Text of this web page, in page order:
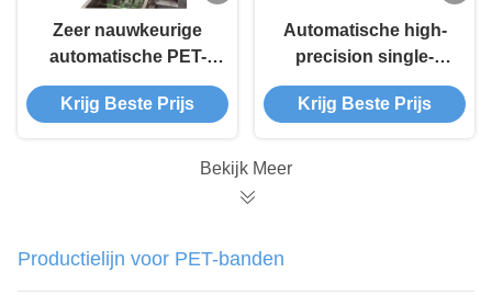
Zeer nauwkeurige
automatische PET-
bandenmachine met
enkelschroefsextrusie
Krijg Beste Prijs
Automatische high-
precision single-
screw PET band
maken machine en
Krijg Beste Prijs
Bekijk Meer
Productielijn voor PET-banden